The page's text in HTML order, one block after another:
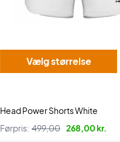
Vælg størrelse
Head Power Shorts White
Førpris: 499,00 268,00 kr.